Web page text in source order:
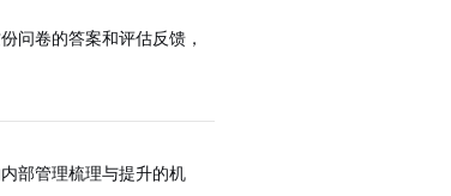
问卷的答案和评估反馈，
部管理梳理与提升的机